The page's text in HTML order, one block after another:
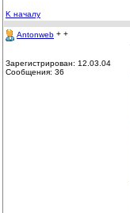
K началу
Antonweb + +
Зарегистрирован: 12.03.04
Сообщения: 36